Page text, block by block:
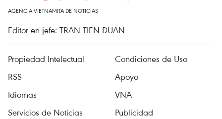
AGENCIA VIETNAMITA DE NOTICIAS
Editor en jefe: TRAN TIEN DUAN
Propiedad Intelectual
Condiciones de Uso
RSS
Apoyo
Idiomas
VNA
Servicios de Noticias
Publicidad